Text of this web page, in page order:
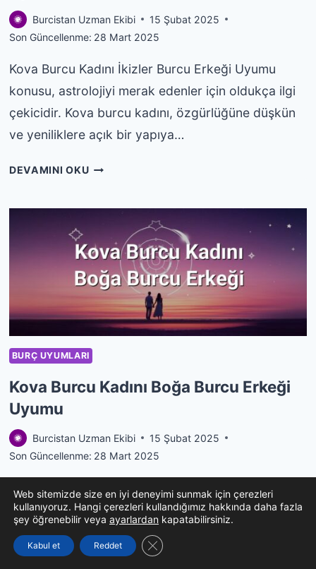
Burcistan Uzman Ekibi
15 Şubat 2025
Son Güncellenme: 28 Mart 2025
Kova Burcu Kadını İkizler Burcu Erkeği Uyumu
konusu, astrolojiyi merak edenler için oldukça ilgi
çekicidir. Kova burcu kadını, özgürlüğüne düşkün
ve yeniliklere açık bir yapıya…
DEVAMINI OKUKOVA
ERKEĞI
UYUMU
BURÇ UYUMLARI
Kova Burcu Kadını Boğa Burcu Erkeği
Uyumu
Burcistan Uzman Ekibi
15 Şubat 2025
Son Güncellenme: 28 Mart 2025
Kova Burcu Kadını Boğa Burcu Erkeği Uyumu
konusu, zıt karakterlerin bir araya gelmesiyle
ortaya çıkan etkileyici bir dinamiği ele alır. Kova
burcu kadını bağımsız, özgür…
Web sitemizde size en iyi deneyimi sunmak için çerezleri
kullanıyoruz. Hangi çerezleri kullandığımız hakkında daha fazla
şey öğrenebilir veya ayarlardan kapatabilirsiniz.
Kabul et Reddet GDPR çerez şeridini kapat